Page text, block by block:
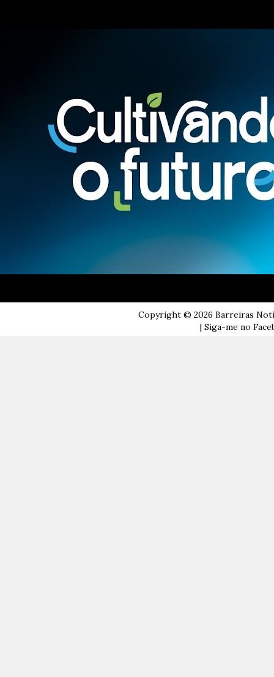
Copyright © 2026 Barreiras
| Siga-me no